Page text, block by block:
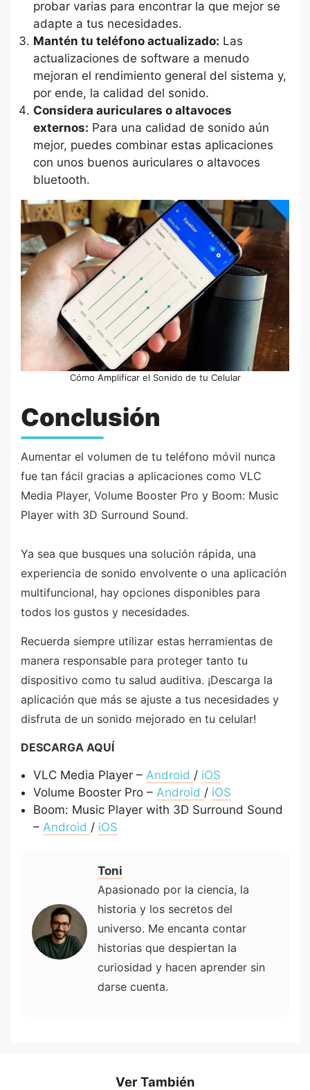
probar varias para encontrar la que mejor se
adapte a tus necesidades.
Mantén tu teléfono actualizado: Las
actualizaciones de software a menudo
mejoran el rendimiento general del sistema y,
por ende, la calidad del sonido.
Considera auriculares o altavoces
externos: Para una calidad de sonido aún
mejor, puedes combinar estas aplicaciones
con unos buenos auriculares o altavoces
bluetooth.
Cómo Amplificar el Sonido de tu Celular
Conclusión
Aumentar el volumen de tu teléfono móvil nunca
fue tan fácil gracias a aplicaciones como VLC
Media Player, Volume Booster Pro y Boom: Music
Player with 3D Surround Sound.
Ya sea que busques una solución rápida, una
experiencia de sonido envolvente o una aplicación
multifuncional, hay opciones disponibles para
todos los gustos y necesidades.
Recuerda siempre utilizar estas herramientas de
manera responsable para proteger tanto tu
dispositivo como tu salud auditiva. ¡Descarga la
aplicación que más se ajuste a tus necesidades y
disfruta de un sonido mejorado en tu celular!
DESCARGA AQUÍ
VLC Media Player – Android / iOS
Volume Booster Pro – Android / iOS
Boom: Music Player with 3D Surround Sound
– Android / iOS
Toni
Apasionado por la ciencia, la
historia y los secretos del
universo. Me encanta contar
historias que despiertan la
curiosidad y hacen aprender sin
darse cuenta.
Ver También